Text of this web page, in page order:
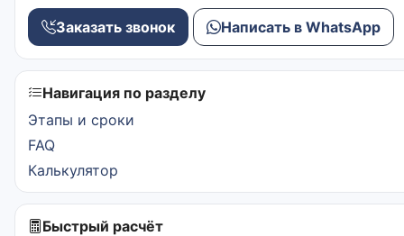
Заказать звонок Написать в WhatsApp
Навигация по разделу
Этапы и сроки
FAQ
Калькулятор
Быстрый расчёт